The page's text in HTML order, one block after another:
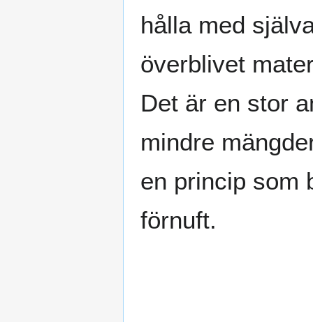
hålla med
överblivet
Det är en stor
mindre
en princip som
förnuft.